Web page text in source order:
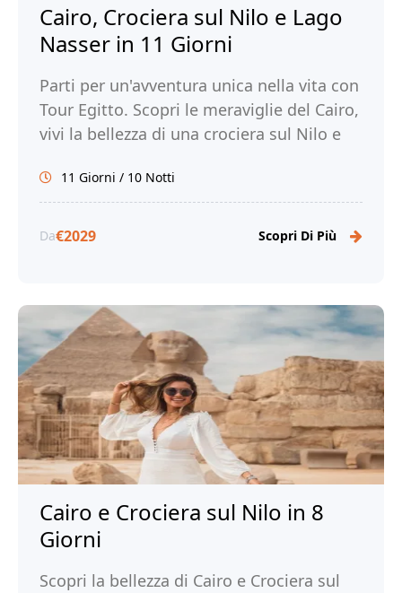
Cairo, Crociera sul Nilo e Lago
Nasser in 11 Giorni
Parti per un'avventura unica nella vita con
Tour Egitto. Scopri le meraviglie del Cairo,
vivi la bellezza di una crociera sul Nilo e
storia e cultura dell'Egitto.
11 Giorni / 10 Notti
Da€2029 Scopri Di Più
Cairo e Crociera sul Nilo in 8
Giorni
Scopri la bellezza di Cairo e Crociera sul